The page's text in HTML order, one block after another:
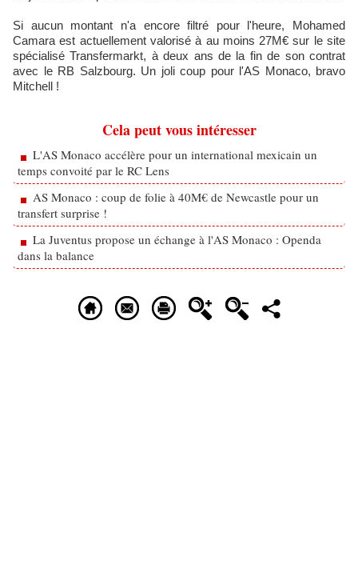
Si aucun montant n'a encore filtré pour l'heure, Mohamed
Camara est actuellement valorisé à au moins 27M€ sur le site
spécialisé Transfermarkt, à deux ans de la fin de son contrat
avec le RB Salzbourg. Un joli coup pour l'AS Monaco, bravo
Mitchell !
Cela peut vous intéresser
L'AS Monaco accélère pour un international mexicain un
temps convoité par le RC Lens
AS Monaco : coup de folie à 40M€ de Newcastle pour un
transfert surprise !
La Juventus propose un échange à l'AS Monaco : Openda
dans la balance